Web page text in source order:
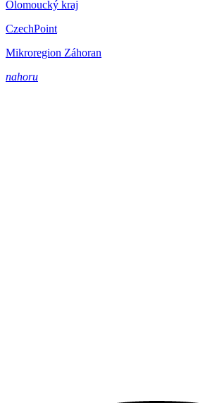
Olomoucký kraj
CzechPoint
Mikroregion Záhoran
nahoru